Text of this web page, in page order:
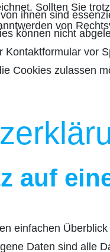
Sollten Sie
von
auf
einfachen
Daten sind alle
ihnen sind
können nicht
vor
Cookies zulassen